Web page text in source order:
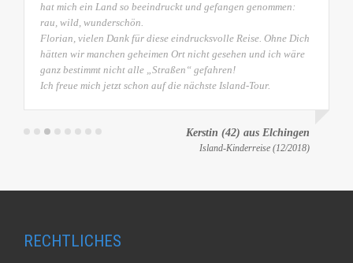
hat mich ein Land so beeindruckt und gefangen genommen:
rau, wild, wunderschön.
Florian, vielen Dank für diese eindrucksvolle Reise. Ohne Dich
hätten wir manchen geheimen Ort nicht gesehen und ich wäre
ganz bestimmt nicht alle „Straßen“ gefahren!
Ich freue mich jetzt schon auf die nächste Island-Tour.
Kerstin (42) aus Elchingen
Island-Kinderreise (12/2018)
RECHTLICHES